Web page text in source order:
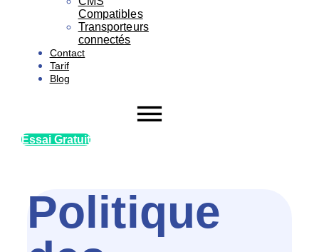
Compatibles
Transporteurs
connectés
Contact
Tarif
Blog
Essai Gratuit
Politique